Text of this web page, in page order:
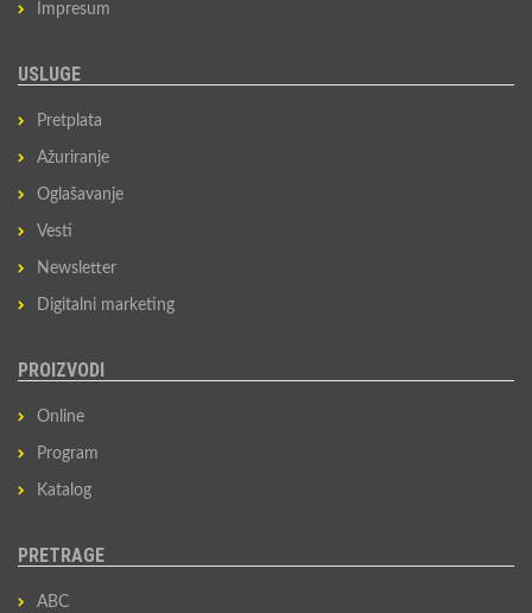
Impresum
USLUGE
Pretplata
Ažuriranje
Oglašavanje
Vesti
Newsletter
Digitalni marketing
PROIZVODI
Online
Program
Katalog
PRETRAGE
ABC